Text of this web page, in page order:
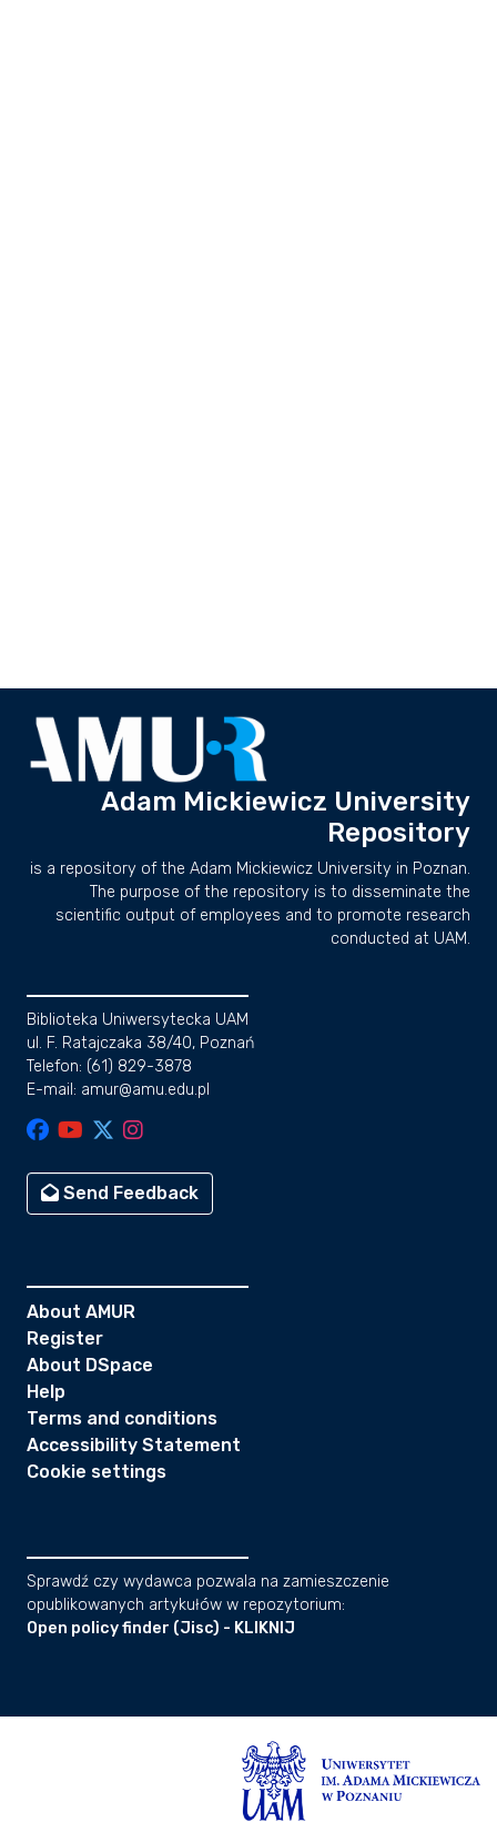
Adam Mickiewicz University
Repository
is a repository of the Adam Mickiewicz University in Poznan.
The purpose of the repository is to disseminate the
scientific output of employees and to promote research
conducted at UAM.
Biblioteka Uniwersytecka UAM
ul. F. Ratajczaka 38/40, Poznań
Telefon: (61) 829-3878
E-mail: amur@amu.edu.pl
Send Feedback
About AMUR
Register
About DSpace
Help
Terms and conditions
Accessibility Statement
Cookie settings
Sprawdź czy wydawca pozwala na zamieszczenie
opublikowanych artykułów w repozytorium:
Open policy finder (Jisc) - KLIKNIJ